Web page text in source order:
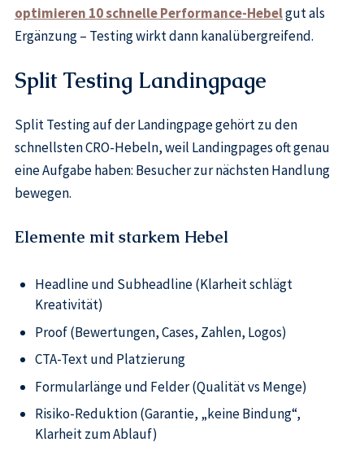
optimieren 10 schnelle Performance-Hebelgut als
Ergänzung – Testing wirkt dann kanalübergreifend.
Split Testing Landingpage
Split Testing auf der Landingpage gehört zu den
schnellsten CRO-Hebeln, weil Landingpages oft genau
eine Aufgabe haben: Besucher zur nächsten Handlung
bewegen.
Elemente mit starkem Hebel
Headline und Subheadline (Klarheit schlägt
Kreativität)
Proof (Bewertungen, Cases, Zahlen, Logos)
CTA-Text und Platzierung
Formularlänge und Felder (Qualität vs Menge)
Risiko-Reduktion (Garantie, „keine Bindung“,
Klarheit zum Ablauf)